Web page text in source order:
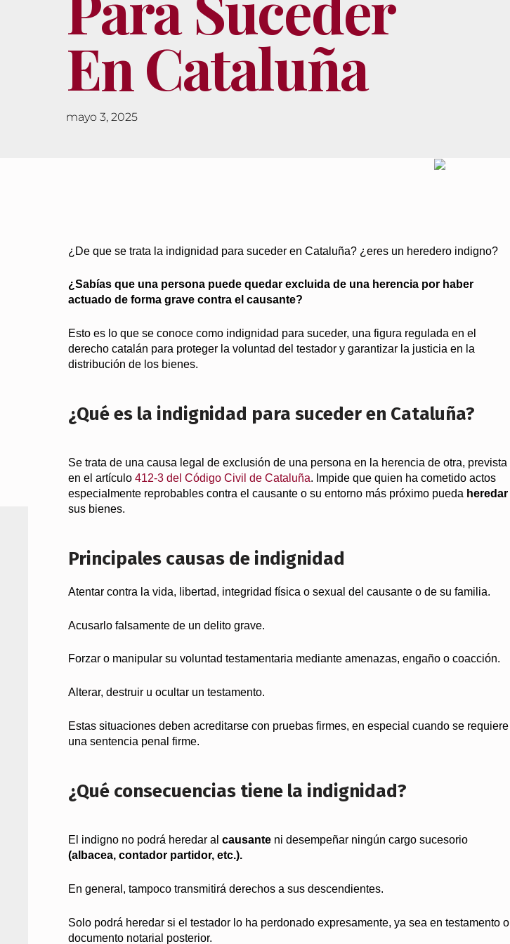
En Cataluña
mayo 3, 2025
¿De que se trata la indignidad para suceder en Cataluña? ¿eres un heredero indigno?
¿Sabías que una persona puede quedar excluida de una herencia por haber
actuado de forma grave contra el causante?
Esto es lo que se conoce como indignidad para suceder, una figura regulada en el
derecho catalán para proteger la voluntad del testador y garantizar la justicia en la
distribución de los bienes.
¿Qué es la indignidad para suceder en Cataluña?
Se trata de una causa legal de exclusión de una persona en la herencia de otra, prevista
en el artículo 412-3 del Código Civil de Cataluña. Impide que quien ha cometido actos
especialmente reprobables contra el causante o su entorno más próximo pueda heredar
sus bienes.
Principales causas de indignidad
Atentar contra la vida, libertad, integridad física o sexual del causante o de su familia.
Acusarlo falsamente de un delito grave.
Forzar o manipular su voluntad testamentaria mediante amenazas, engaño o coacción.
Alterar, destruir u ocultar un testamento.
Estas situaciones deben acreditarse con pruebas firmes, en especial cuando se requiere
una sentencia penal firme.
¿Qué consecuencias tiene la indignidad?
El indigno no podrá heredar al causanteni desempeñar ningún cargo sucesorio
(albacea, contador partidor, etc.).
En general, tampoco transmitirá derechos a sus descendientes.
Solo podrá heredar si el testador lo ha perdonado expresamente, ya sea en testamento o
documento notarial posterior.